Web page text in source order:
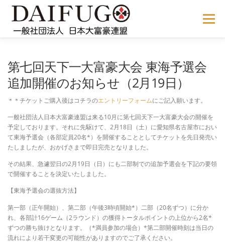
メニュー
第七回天下一大富豪大会 東海予選会
追加開催のお知らせ（2月19日）
＊＊チケットご購入後はコチラのエントリーフォームにご記入願います。
一般社団法人日本大富豪連盟は来る10月に第七回天下一大富豪大会の開催を
予定しております。それに先駆けて、2月18日（土）に愛知県名古屋市におい
て東海予選会（各部定員20名*）を開催することとしてチケットを先日発売い
たしましたが、おかげさまで即日完売となりました。
その結果、急遽翌日の2月19日（日）にも二部制での追加予選会を下記の要領
で開催することを決定いたしました。
【東海予選会の選抜方法】
第一部（正午開始）、第二部（午後3時頃開始*）二部（20名ずつ）に分か
れ、各部計16ゲーム（2ラウンド）の獲得トータルポイントの上位から2名*
ずつの勝ち抜けとなります。（*満員参加の場合）*第二部開催時刻は当日の
流れにより若干変更の可能性がありますのでご了承ください。